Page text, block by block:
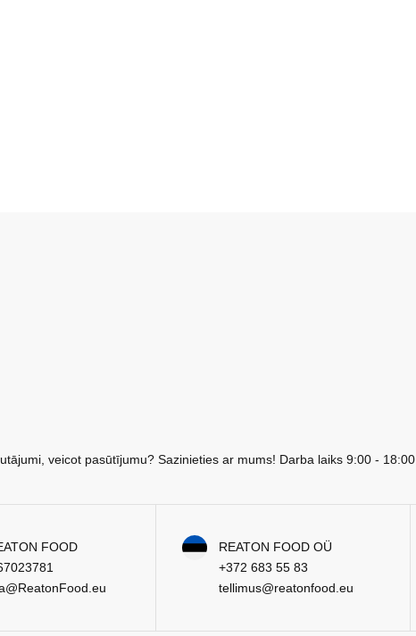
veicot pasūtījumu? Sazinieties ar mums! Darba laiks 9:00 - 18:00
FOOD
REATON FOOD OÜ
+372 683 55 83
tellimus@reatonfood.eu